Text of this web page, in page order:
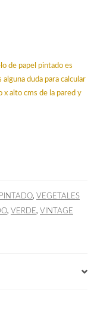
de papel pintado es
duda para calcular
x alto cms de la pared y
, VEGETALES
, VERDE, VINTAGE